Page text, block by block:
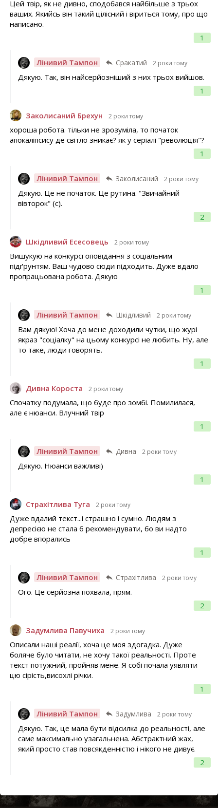
1
Цей твір, як не дивно, сподобався найбільше з трьох
ваших. Якийсь він такий цілісний і віриться тому, про що
написано.
Лінивий Тампон Сракатий 2 роки тому
1
Дякую. Так, він найсерйозніший з них трьох вийшов.
Заколисаний Брехун 2 роки тому
1
хороша робота. тільки не зрозуміла, то початок
апокаліпсису де світло зникає? як у серіалі "революція"?
Лінивий Тампон Заколисаний 2 роки тому
2
Дякую. Це не початок. Це рутина. "Звичайний
вівторок" (с).
Шкідливий Есесовець 2 роки тому
1
Вишукую на конкурсі оповідання з соціальним
підґрунтям. Ваш чудово сюди підходить. Дуже вдало
пропрацьована робота. Дякую
Лінивий Тампон Шкідливий 2 роки тому
1
Вам дякую! Хоча до мене доходили чутки, що журі
якраз "соціалку" на цьому конкурсі не любить. Ну, але
то таке, люди говорять.
Дивна Короста 2 роки тому
1
Спочатку подумала, що буде про зомбі. Помилилася,
але є нюанси. Влучний твір
Лінивий Тампон Дивна 2 роки тому
1
Дякую. Нюанси важливі)
Страхітлива Туга 2 роки тому
1
Дуже вдалий текст...і страшно і сумно. Людям з
депресією не стала б рекомендувати, бо ви надто
добре впорались
Лінивий Тампон Страхітлива 2 роки тому
2
Ого. Це серйозна похвала, прям.
Задумлива Павучиха 2 роки тому
1
Описали наші реалії, хоча це моя здогадка. Дуже
боляче було читати, не хочу такої реальності. Проте
текст потужний, пройняв мене. Я собі почала уявляти
цю сірість,висохлі річки.
Лінивий Тампон Задумлива 2 роки тому
2
Дякую. Так, це мала бути відсилка до реальності, але
саме максимально узагальнена. Абстрактний жах,
який просто став повсякденністю і нікого не дивує.